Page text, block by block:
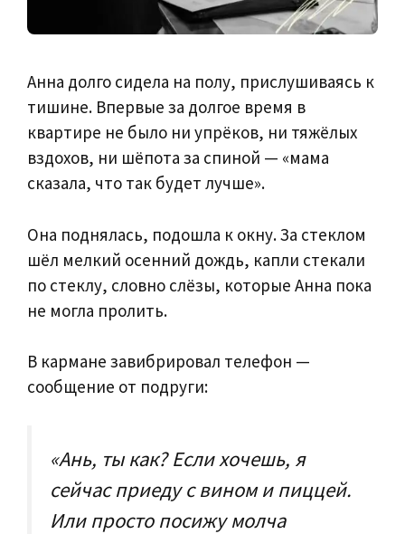
Анна долго сидела на полу, прислушиваясь к
тишине. Впервые за долгое время в
квартире не было ни упрёков, ни тяжёлых
вздохов, ни шёпота за спиной — «мама
сказала, что так будет лучше».
Она поднялась, подошла к окну. За стеклом
шёл мелкий осенний дождь, капли стекали
по стеклу, словно слёзы, которые Анна пока
не могла пролить.
В кармане завибрировал телефон —
сообщение от подруги:
«Ань, ты как? Если хочешь, я
сейчас приеду с вином и пиццей.
Или просто посижу молча